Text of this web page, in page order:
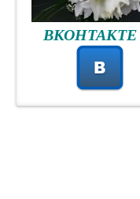
ВКОНТАКТЕ